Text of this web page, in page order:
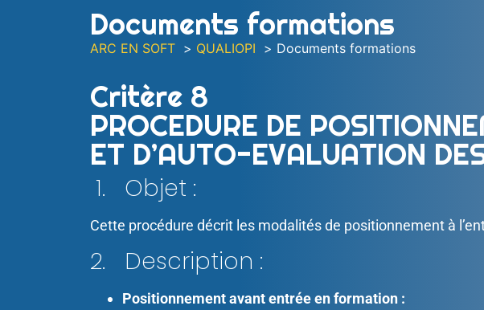
Documents formations
ARC EN SOFT QUALIOPI Documents formations
Critère 8
PROCEDURE DE
ET D’AUTO-EVALUATION
1. Objet :
Cette procédure décrit les modalités de positionnement à
2. Description :
Positionnement avant entrée en formation :